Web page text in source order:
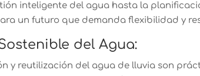
inteligente del agua hasta la
un futuro que demanda flexibilidad y
del Agua:
y reutilización del agua de lluvia son